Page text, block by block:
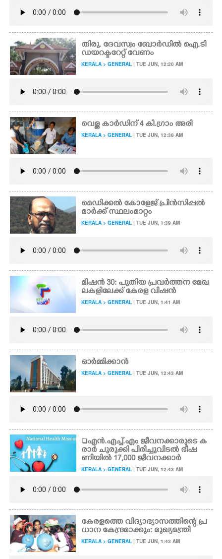
തിരു. ദേവസ്വം ബോർഡിൽ ഐ.ടി
ഡയറക്ടറേറ്റ് വേണം
KERALA > GENERAL | TUE JUN, 12:20 AM
വെള്ള കാർഡിന് 4 കി.ഗ്രാം അരി
KERALA > GENERAL | TUE JUN, 12:38 AM
മെഡിക്കൽ കോളേജ് പ്രിൻസിപ്പൽ
മാർക്ക് സ്ഥലംമാറ്റം
KERALA > GENERAL | TUE JUN, 1:39 AM
മിഷൻ 30: പുതിയ പ്രവർത്തന മേഖ
ലകളിലേക്ക് കേരള വിഷൻ
KERALA > GENERAL | TUE JUN, 1:41 AM
ഓർമ്മിക്കാൻ
KERALA > GENERAL | TUE JUN, 12:43 AM
എൻ.എച്ച്.എം ജീവനക്കാരുടെ ക
രാർ ചുരുക്കി പിരിച്ചുവിടൽ ഭീഷ
ണിയിൽ 17,000 ജീവനക്കാർ
KERALA > GENERAL | TUE JUN, 12:43 AM
കേരളത്തെ വിദ്യാഭ്യാസത്തിന്റെ പ്ര
ധാന കേന്ദ്രമാക്കും: മുഖ്യമന്ത്രി
KERALA > GENERAL | TUE JUN, 1:43 AM